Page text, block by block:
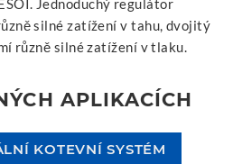
Jednoduchý regulátor
silné zatížení v tahu, dvojitý
různě silné zatížení v tlaku.
APLIKACÍCH
KOTEVNÍ SYSTÉM